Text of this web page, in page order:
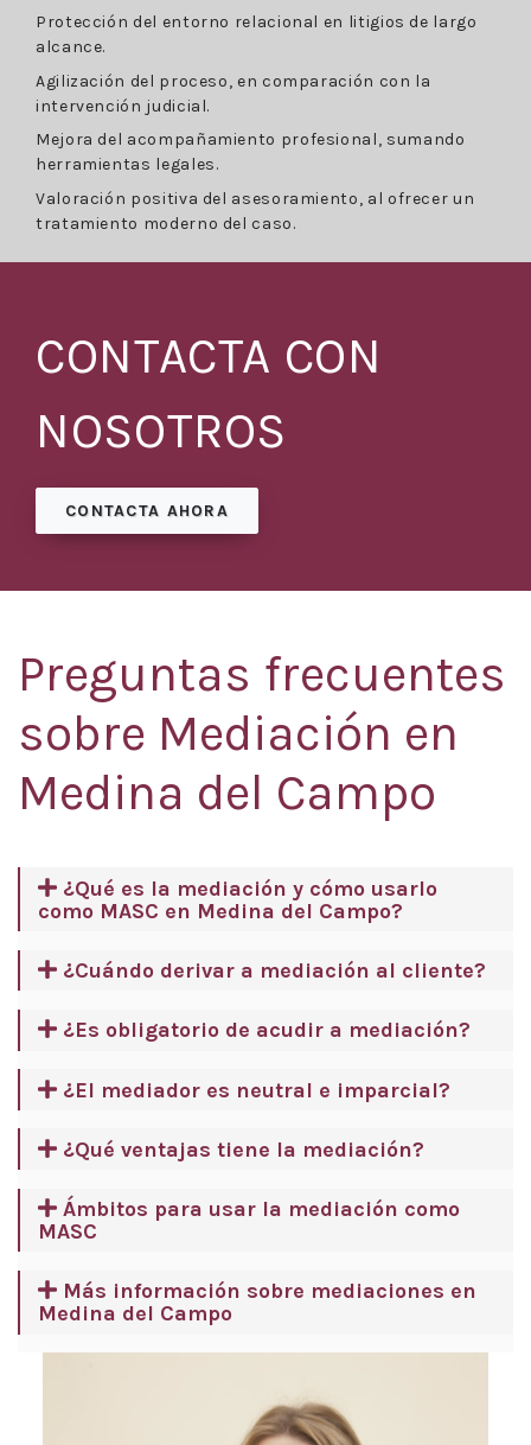
Protección del entorno relacional en litigios de largo
alcance.
Agilización del proceso, en comparación con la
intervención judicial.
Mejora del acompañamiento profesional, sumando
herramientas legales.
Valoración positiva del asesoramiento, al ofrecer un
tratamiento moderno del caso.
CONTACTA CON
NOSOTROS
CONTACTA AHORA
Preguntas frecuentes
sobre Mediación en
Medina del Campo
¿Qué es la mediación y cómo usarlo
como MASC en Medina del Campo?
¿Cuándo derivar a mediación al cliente?
¿Es obligatorio de acudir a mediación?
¿El mediador es neutral e imparcial?
¿Qué ventajas tiene la mediación?
Ámbitos para usar la mediación como
MASC
Más información sobre mediaciones en
Medina del Campo